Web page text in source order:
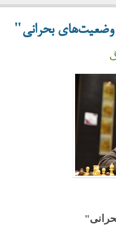
بحرانی"